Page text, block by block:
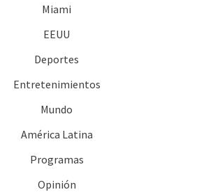
Miami
EEUU
Deportes
Entretenimientos
Mundo
América Latina
Programas
Opinión